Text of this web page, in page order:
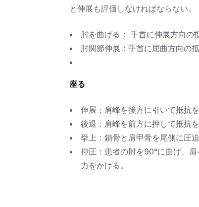
と伸展も評価しなければならない。
肘を曲げる： 手首に伸展方向の
肘関節伸展：手首に屈曲方向の
座る
伸展：肩峰を後方に引いて抵抗を
後退：肩峰を前方に押して抵抗を
挙上：鎖骨と肩甲骨を尾側に圧迫
抑圧：患者の肘を90°に曲げ、
力をかける。